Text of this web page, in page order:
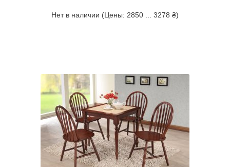
Нет в наличии (Цены: 2850 ... 3278 ₴)